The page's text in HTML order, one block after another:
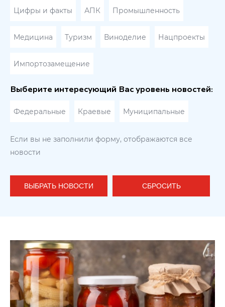
Цифры и факты АПК Промышленность
Медицина Туризм Виноделие Нацпроекты
Импортозамещение
Выберите интересующий Вас уровень новостей:
Федеральные Краевые Муниципальные
Если вы не заполнили форму, отображаются все
новости
ВЫБРАТЬ НОВОСТИ СБРОСИТЬ